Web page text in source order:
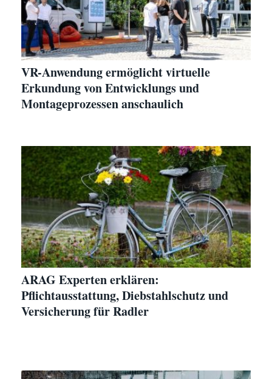
VR-Anwendung ermöglicht virtuelle
Erkundung von Entwicklungs und
Montageprozessen anschaulich
ARAG Experten erklären:
Pflichtausstattung, Diebstahlschutz und
Versicherung für Radler